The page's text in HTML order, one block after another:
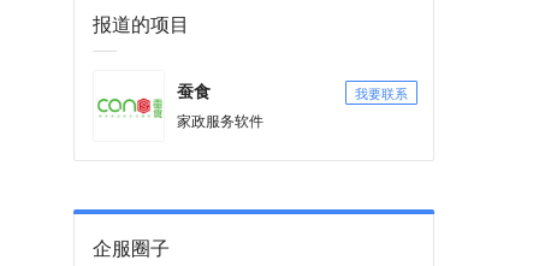
报道的项目
蚕食 我要联系
家政服务软件
企服圈子